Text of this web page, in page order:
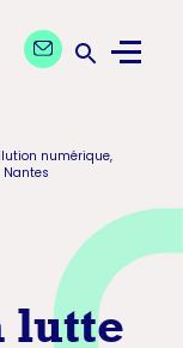
Menu
Contactez nos
numérique,
Nantes
lutte